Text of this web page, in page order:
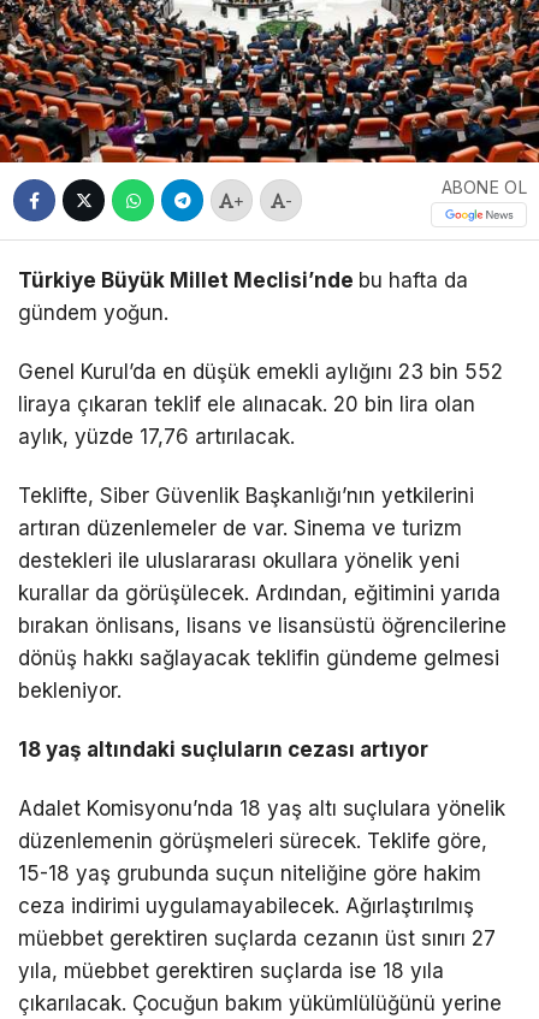
+ -
ABONE OL
Türkiye Büyük Millet Meclisi’nde bu hafta da
gündem yoğun.
Genel Kurul’da en düşük emekli aylığını 23 bin 552
liraya çıkaran teklif ele alınacak. 20 bin lira olan
aylık, yüzde 17,76 artırılacak.
Teklifte, Siber Güvenlik Başkanlığı’nın yetkilerini
artıran düzenlemeler de var. Sinema ve turizm
destekleri ile uluslararası okullara yönelik yeni
kurallar da görüşülecek. Ardından, eğitimini yarıda
bırakan önlisans, lisans ve lisansüstü öğrencilerine
dönüş hakkı sağlayacak teklifin gündeme gelmesi
bekleniyor.
18 yaş altındaki suçluların cezası artıyor
Adalet Komisyonu’nda 18 yaş altı suçlulara yönelik
düzenlemenin görüşmeleri sürecek. Teklife göre,
15-18 yaş grubunda suçun niteliğine göre hakim
ceza indirimi uygulamayabilecek. Ağırlaştırılmış
müebbet gerektiren suçlarda cezanın üst sınırı 27
yıla, müebbet gerektiren suçlarda ise 18 yıla
çıkarılacak. Çocuğun bakım yükümlülüğünü yerine